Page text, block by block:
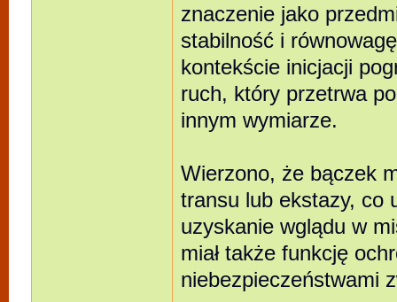
znaczenie jako
stabilność i
kontekście inicjacji
ruch, który przetrwa
innym wymiarze.
Wierzono, że bączek
transu lub ekstazy, co
uzyskanie wglądu w
miał także funkcję
niebezpieczeństwami